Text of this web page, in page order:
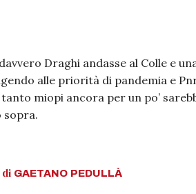
Draghi andasse al Colle e
alle priorità di pandemia e
miopi ancora per un po’
sopra.
di GAETANO PEDULLÀ